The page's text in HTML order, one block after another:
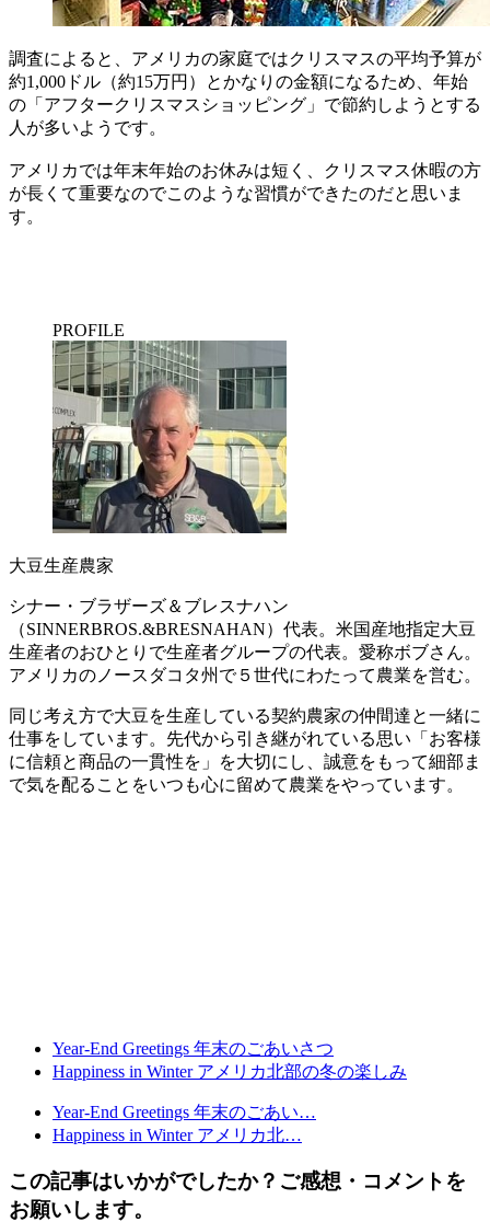
調査によると、アメリカの家庭ではクリスマスの平均予算が
約1,000ドル（約15万円）とかなりの金額になるため、年始
の「アフタークリスマスショッピング」で節約しようとする
人が多いようです。
アメリカでは年末年始のお休みは短く、クリスマス休暇の方
が長くて重要なのでこのような習慣ができたのだと思いま
す。
PROFILE
大豆生産農家
シナー・ブラザーズ＆ブレスナハン
（SINNERBROS.&BRESNAHAN）代表。米国産地指定大豆
生産者のおひとりで生産者グループの代表。愛称ボブさん。
アメリカのノースダコタ州で５世代にわたって農業を営む。
同じ考え方で大豆を生産している契約農家の仲間達と一緒に
仕事をしています。先代から引き継がれている思い「お客様
に信頼と商品の一貫性を」を大切にし、誠意をもって細部ま
で気を配ることをいつも心に留めて農業をやっています。
Year-End Greetings 年末のごあいさつ
Happiness in Winter アメリカ北部の冬の楽しみ
Year-End Greetings 年末のごあい…
Happiness in Winter アメリカ北…
この記事はいかがでしたか？ご感想・コメントを
お願いします。